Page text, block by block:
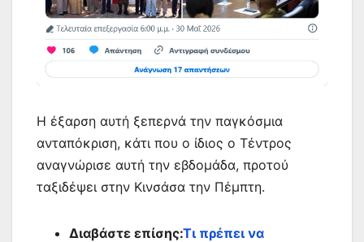
Η έξαρση αυτή ξεπερνά την παγκόσμια
ανταπόκριση, κάτι που ο ίδιος ο Τέντρος
αναγνώρισε αυτή την εβδομάδα, προτού
ταξιδέψει στην Κινσάσα την Πέμπτη.
Διαβάστε επίσης:Τι πρέπει να